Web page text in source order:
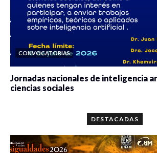
CONVOCATORIAS
Jornadas nacionales de inteligencia
ciencias sociales
DESTACADAS